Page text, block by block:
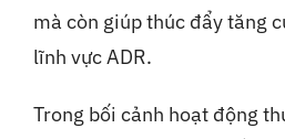
mà còn giúp thúc đẩy tăng
lĩnh vực ADR.
Trong bối cảnh hoạt động